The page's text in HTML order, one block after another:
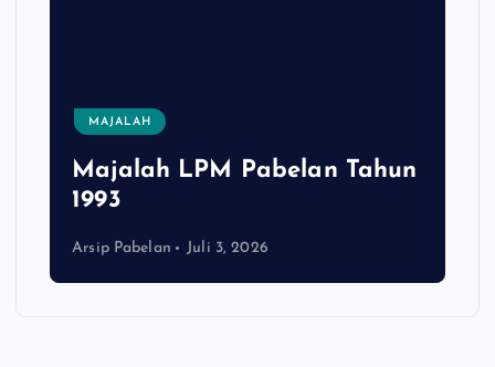
MAJALAH
Majalah LPM Pabelan Tahun
1993
Arsip Pabelan Juli 3, 2026